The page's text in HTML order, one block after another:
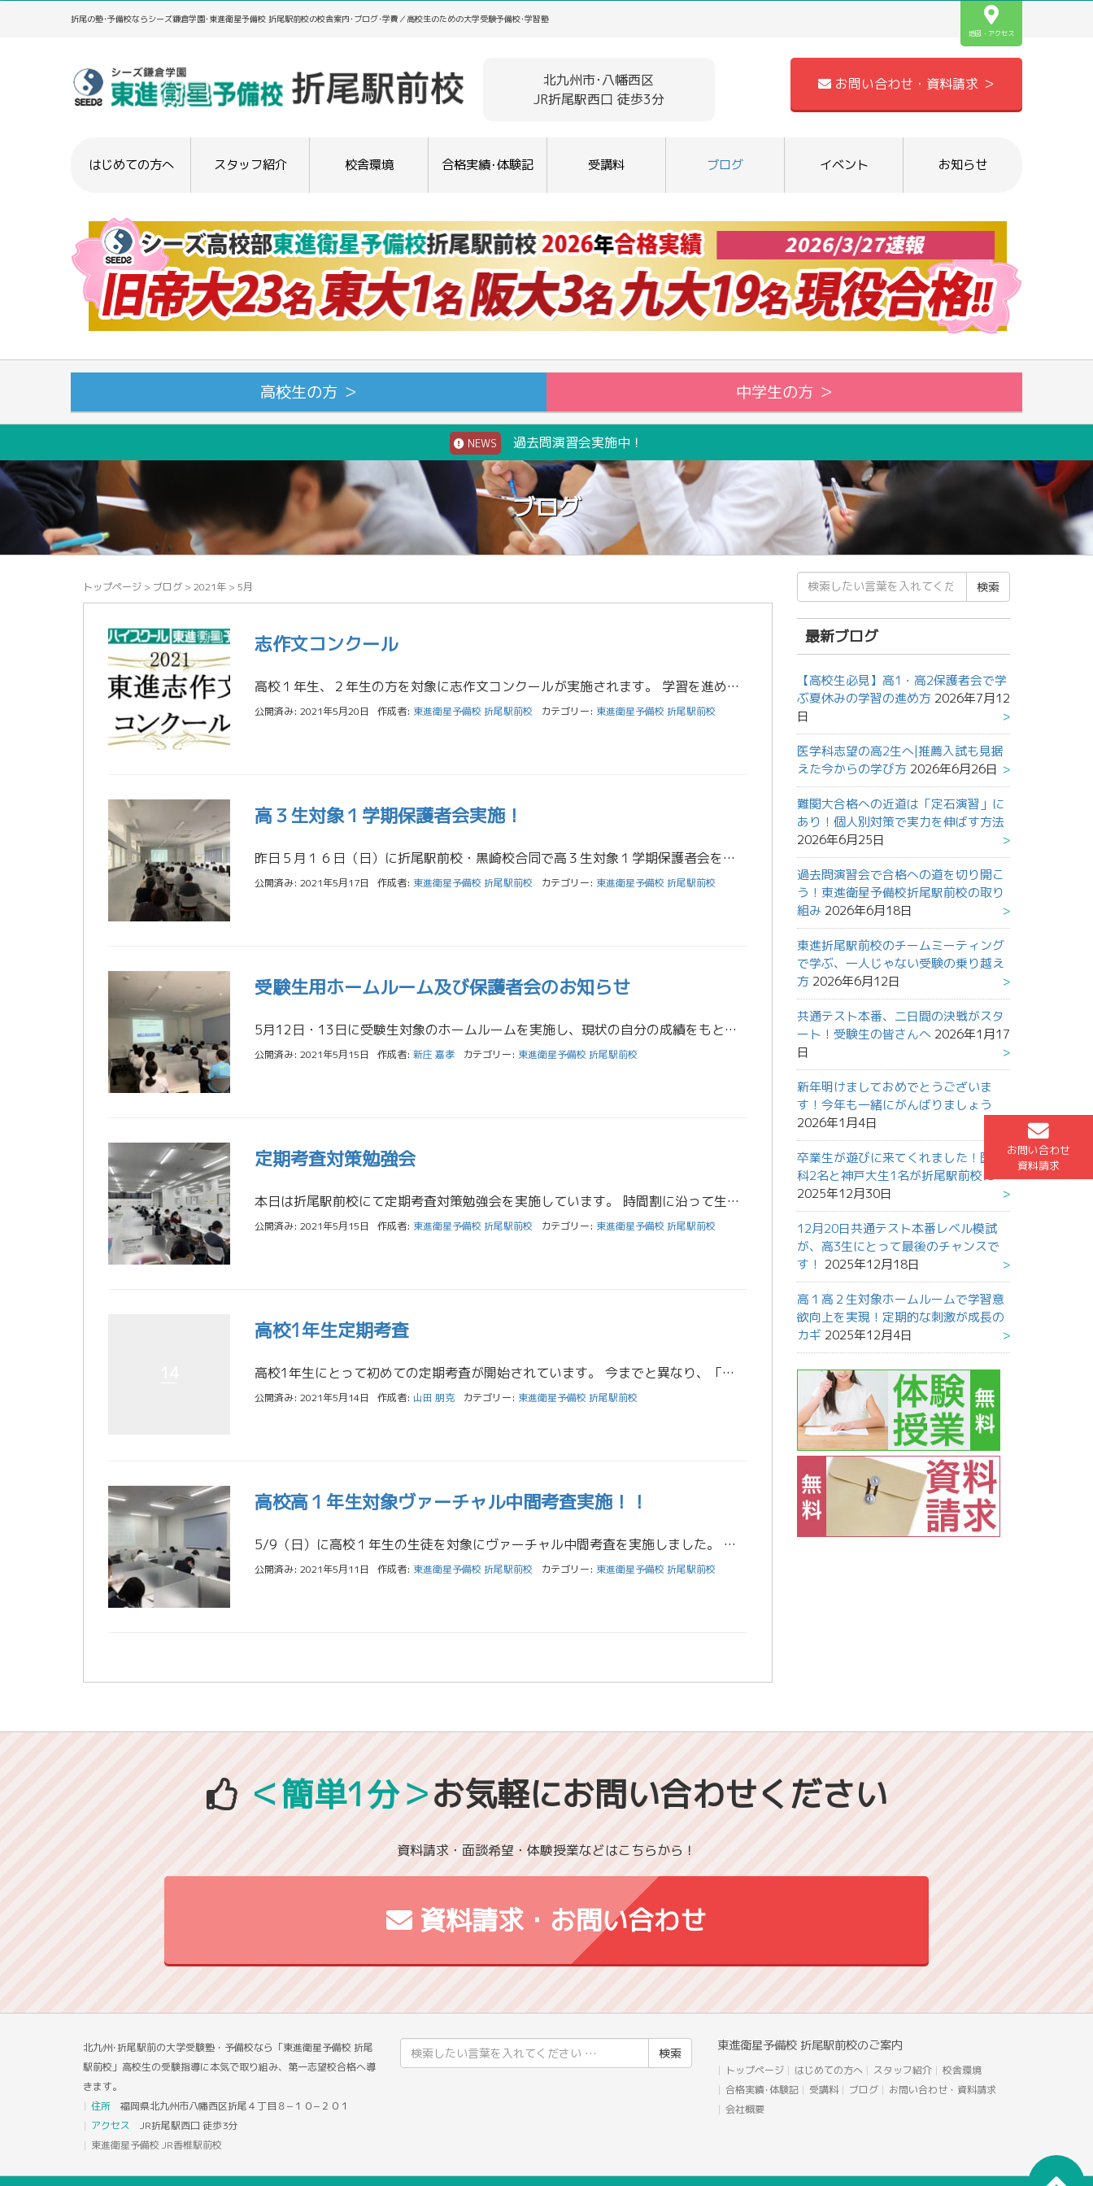
折尾の塾･予備校ならシーズ鎌倉学園･東進衛星予備校 折尾駅前校の校舎案内･ブログ･学費／高校生のための大学受験予備校･学習塾
地図・アクセス
北九州市･八幡西区
JR折尾駅西口 徒歩3分
お問い合わせ・資料請求 ＞
はじめての方へ スタッフ紹介 校舎環境 合格実績･体験記 受講料 ブログ イベント お知らせ
高校生の方 ＞ 中学生の方 ＞
お問い合わせ
資料請求
NEWS 過去問演習会実施中！
ブログ
トップページ > ブログ > 2021年 > 5月
志作文コンクール
高校１年生、２年生の方を対象に志作文コンクールが実施されます。 学習を進めていくうえで志、目標を持つことは非常に重要になります。 『考えは言葉となり、 言葉は行動となり、 行動は習慣となり、 習慣は人格となり、 人格は運 […]
公開済み: 2021年5月20日 作成者: 東進衛星予備校 折尾駅前校 カテゴリー: 東進衛星予備校 折尾駅前校
高３生対象１学期保護者会実施！
昨日５月１６日（日）に折尾駅前校・黒崎校合同で高３生対象１学期保護者会を実施いたしました。 お忙しい中、みなさまにはご出席いただきましてありがとうございました。 今回の保護者会から改めて生徒様と入試本番に向けて一緒に走り […]
公開済み: 2021年5月17日 作成者: 東進衛星予備校 折尾駅前校 カテゴリー: 東進衛星予備校 折尾駅前校
受験生用ホームルーム及び保護者会のお知らせ
5月12日・13日に受験生対象のホームルームを実施し、現状の自分の成績をもとに、8月の「共通テスト本番レベル模試」の重要性について話をしました。 受験生のみんなは真剣な表情でしっかりと話を聞いていました。 5月16日（日 […]
公開済み: 2021年5月15日 作成者: 新庄 嘉孝 カテゴリー: 東進衛星予備校 折尾駅前校
定期考査対策勉強会
本日は折尾駅前校にて定期考査対策勉強会を実施しています。 時間割に沿って生徒の皆さんは黙々と定期考査に向けた自習を進めています。 そして、分からないところは質問を行うことで、効率よく学習を進めることも出来ているようです。 […]
公開済み: 2021年5月15日 作成者: 東進衛星予備校 折尾駅前校 カテゴリー: 東進衛星予備校 折尾駅前校
高校1年生定期考査
高校1年生にとって初めての定期考査が開始されています。 今までと異なり、「難しい」という印象を持った生徒が多いと思います。週末をはさみ、来週まで続きます。 土曜日日曜日は自習室を全面開放。東進を利用して、静かな環境で学習 […]
公開済み: 2021年5月14日 作成者: 山田 朋克 カテゴリー: 東進衛星予備校 折尾駅前校
高校高１年生対象ヴァーチャル中間考査実施！！
5/9（日）に高校１年生の生徒を対象にヴァーチャル中間考査を実施しました。 初めて迎える高校の定期考査に向けて緊張感が教室の中に広がる中、高校１年生のみなさんは非常によく頑張ってくれました。 平均点が折尾駅前校全体で53 […]
公開済み: 2021年5月11日 作成者: 東進衛星予備校 折尾駅前校 カテゴリー: 東進衛星予備校 折尾駅前校
検
索
結
果:
最新ブログ
【高校生必見】高1・高2保護者会で学
ぶ夏休みの学習の進め方 2026年7月12
日
医学科志望の高2生へ|推薦入試も見据
えた今からの学び方 2026年6月26日
難関大合格への近道は「定石演習」に
あり！個人別対策で実力を伸ばす方法
2026年6月25日
過去問演習会で合格への道を切り開こ
う！東進衛星予備校折尾駅前校の取り
組み 2026年6月18日
東進折尾駅前校のチームミーティング
で学ぶ、一人じゃない受験の乗り越え
方 2026年6月12日
共通テスト本番、二日間の決戦がスタ
ート！受験生の皆さんへ 2026年1月17
日
新年明けましておめでとうございま
す！今年も一緒にがんばりましょう
2026年1月4日
卒業生が遊びに来てくれました！医学
科2名と神戸大生1名が折尾駅前校に
2025年12月30日
12月20日共通テスト本番レベル模試
が、高3生にとって最後のチャンスで
す！ 2025年12月18日
高１高２生対象ホームルームで学習意
欲向上を実現！定期的な刺激が成長の
カギ 2025年12月4日
＜簡単1分＞お気軽にお問い合わせください
資料請求・面談希望・体験授業などはこちらから！
資料請求・お問い合わせ
北九州･折尾駅前の大学受験塾・予備校なら「東進衛星予備校 折尾
駅前校」高校生の受験指導に本気で取り組み、第一志望校合格へ導
きます。
住所 福岡県北九州市八幡西区折尾４丁目８−１０−２０１
アクセス JR折尾駅西口 徒歩3分
東進衛星予備校 JR香椎駅前校
索
東進衛星予備校 折尾駅前校のご案内
トップページ はじめての方へ スタッフ紹介
校舎環境
合格実績･体験記
受講料 ブログ
お問い合わせ・資料請求
会社概要